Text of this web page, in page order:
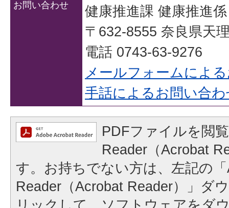
お問い合わせ
健康推進課 健康推進係
〒632-8555 奈良県天
電話 0743-63-9276
メールフォームによ
手話によるお問い合
PDFファイルを閲
Reader（Acrobat
す。お持ちでない方は、左記の
Reader（Acrobat Reader）」ダ